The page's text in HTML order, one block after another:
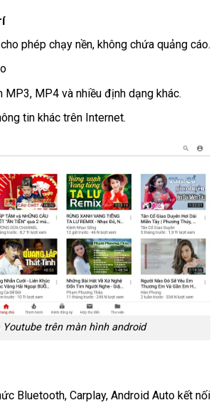
phép chạy nền, không chứa quảng cáo.
MP3, MP4 và nhiều định dạng khác.
tin khác trên Internet.
Youtube trên màn hình android
Bluetooth, Carplay, Android Auto kết nối